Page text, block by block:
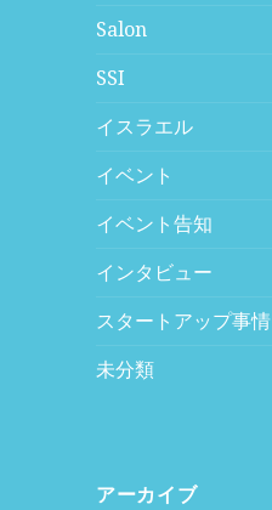
Salon
SSI
イスラエル
イベント
イベント告知
インタビュー
スタートアップ事情
未分類
アーカイブ